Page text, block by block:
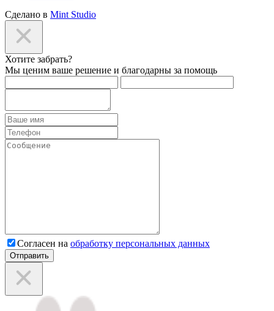
Сделано в Mint Studio
Хотите забрать?
Мы ценим ваше решение и благодарны за помощь
Согласен на обработку персональных данных
Отправить